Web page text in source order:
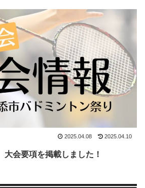
2025.04.08 2025.04.10
会要項を掲載しました！